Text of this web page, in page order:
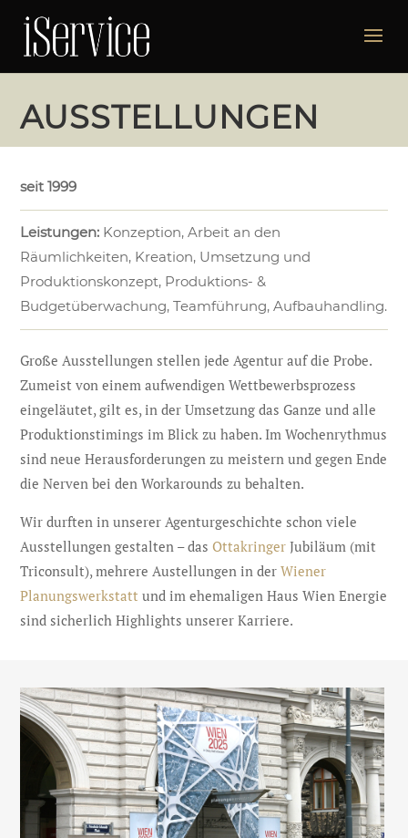
AUSSTELLUNGEN
seit 1999
Leistungen: Konzeption, Arbeit an den
Räumlichkeiten, Kreation, Umsetzung und
Produktionskonzept, Produktions- &
Budgetüberwachung, Teamführung, Aufbauhandling.
Große Ausstellungen stellen jede Agentur auf die Probe.
Zumeist von einem aufwendigen Wettbewerbsprozess
eingeläutet, gilt es, in der Umsetzung das Ganze und alle
Produktionstimings im Blick zu haben. Im Wochenrythmus
sind neue Herausforderungen zu meistern und gegen Ende
die Nerven bei den Workarounds zu behalten.
Wir durften in unserer Agenturgeschichte schon viele
Ausstellungen gestalten – dasOttakringer Jubiläum (mit
Triconsult), mehrere Austellungen in derWiener
Planungswerkstatt und im ehemaligen Haus Wien Energie
sind sicherlich Highlights unserer Karriere.